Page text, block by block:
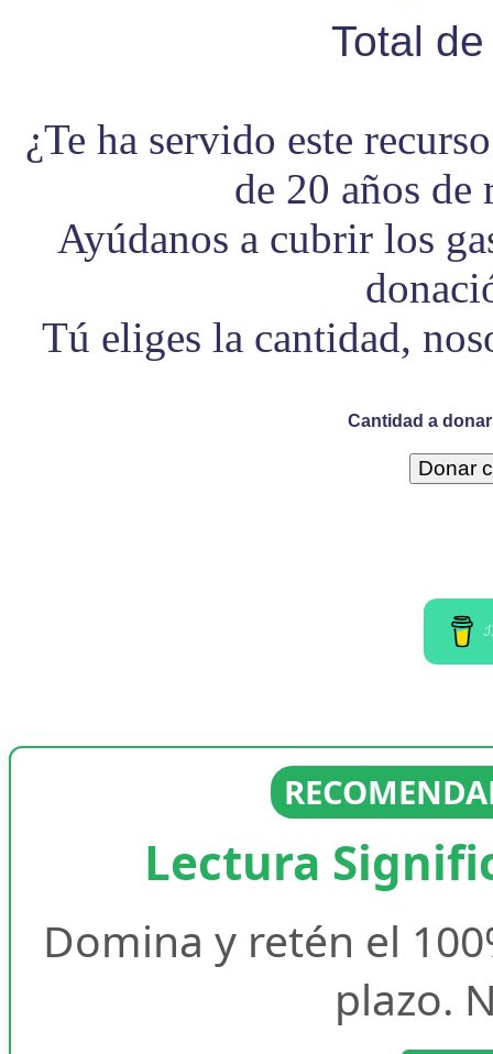
Total
¿Te ha servido este
de 20 años
Ayúdanos a cubrir los
Tú eliges la cantidad,
Cantidad a
Lectura
Domina y retén el
plazo.